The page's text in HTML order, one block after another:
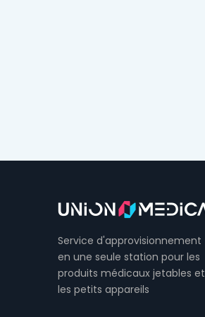
Service d'approvisionnement
en une seule station pour les
produits médicaux jetables et
les petits appareils